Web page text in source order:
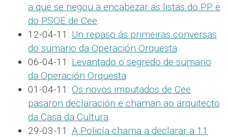
a que se negou a encabezar as listas do PP e
do PSOE de Cee.
12-04-11: Un repaso ás primeiras conversas
do sumario da Operación Orquesta.
06-04-11: Levantado o segredo de sumario
da Operación Orquesta.
01-04-11: Os novos imputados de Cee
pasaron declaración e chaman ao arquitecto
da Casa da Cultura.
29-03-11: A Policía chama a declarar a 11